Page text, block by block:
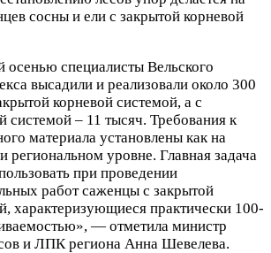
сосны и ели с закрытой корневой
осенью специалисты Вельского
высадили и реализовали около 300
корневой системой, а с
системой – 11 тысяч. Требования к
материала установлены как на
региональном уровне. Главная задача
при проведении
работ саженцы с закрытой
характеризующиеся практически 100-
— отметила министр
и ЛПК региона Анна Шевелева.